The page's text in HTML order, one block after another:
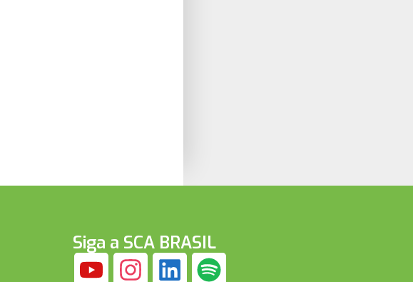
Siga a SCA BRASIL